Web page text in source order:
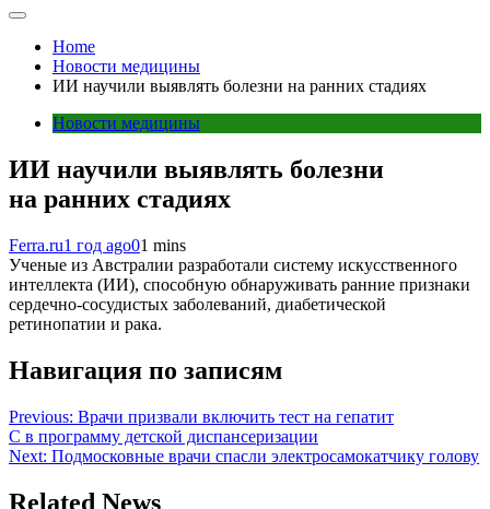
Home
Новости медицины
ИИ научили выявлять болезни на ранних стадиях
Новости медицины
ИИ научили выявлять болезни
на ранних стадиях
Ferra.ru1 год ago01 mins
Ученые из Австралии разработали систему искусственного
интеллекта (ИИ), способную обнаруживать ранние признаки
сердечно-сосудистых заболеваний, диабетической
ретинопатии и рака.
Навигация по записям
Previous: Врачи призвали включить тест на гепатит
С в программу детской диспансеризации
Next: Подмосковные врачи спасли электросамокатчику голову
Related News